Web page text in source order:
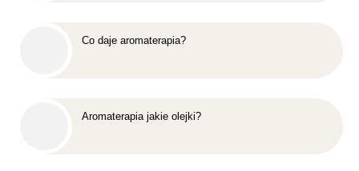
Co daje aromaterapia?
Aromaterapia jakie olejki?